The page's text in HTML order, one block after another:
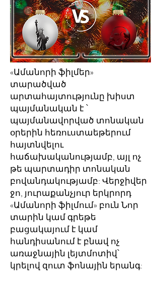
«Ամանորի ֆիլմեր»
տարածված
արտահայտությունը խիստ
պայմանական է ՝
պայմանավորված տոնական
օրերին հեռուստաեթերում
հայտնվելու
հաճախականությամբ, այլ ոչ
թե պարտադիր տոնական
բովանդակությամբ: Վերջիվեր
ջո, յուրաքանչյուր երկրորդ
«Ամանորի ֆիլմում» բուն Նոր
տարին կամ գրեթե
բացակայում է կամ
հանդիսանում է բնավ ոչ
առաջնային լեյտմոտիվ՝
կրելով զուտ ֆոնային երանգ: